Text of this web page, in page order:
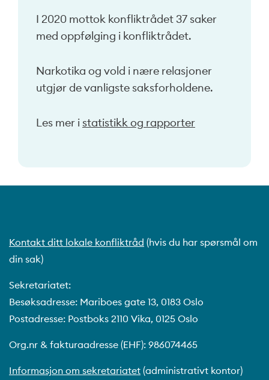
I 2020 mottok konfliktrådet 37 saker
med oppfølging i konfliktrådet.
Narkotika og vold i nære relasjoner
utgjør de vanligste saksforholdene.
Les mer i statistikk og rapporter
Kontakt ditt lokale konfliktråd (hvis du har spørsmål om
din sak)
Sekretariatet:
Besøksadresse: Mariboes gate 13, 0183 Oslo
Postadresse: Postboks 2110 Vika, 0125 Oslo
Org.nr & fakturaadresse (EHF): 986074465
Informasjon om sekretariatet (administrativt kontor)